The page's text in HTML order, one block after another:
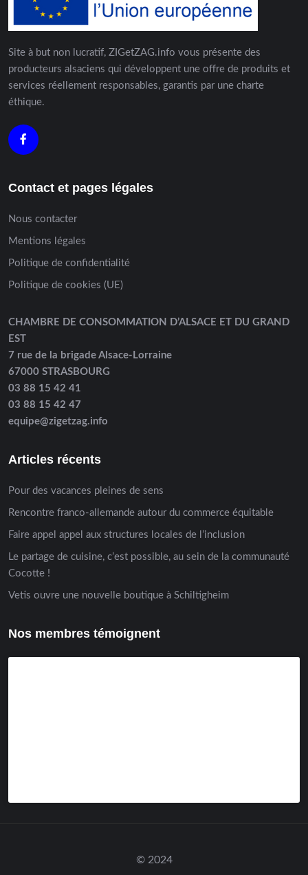
Site à but non lucratif, ZIGetZAG.info vous présente des
producteurs alsaciens qui développent une offre de produits et
services réellement responsables, garantis par une charte
éthique.
Contact et pages légales
Nous contacter
Mentions légales
Politique de confidentialité
Politique de cookies (UE)
CHAMBRE DE CONSOMMATION D’ALSACE ET DU GRAND
EST
7 rue de la brigade Alsace-Lorraine
67000 STRASBOURG
03 88 15 42 41
03 88 15 42 47
equipe@zigetzag.info
Articles récents
Pour des vacances pleines de sens
Rencontre franco-allemande autour du commerce équitable
Faire appel appel aux structures locales de l’inclusion
Le partage de cuisine, c’est possible, au sein de la communauté
Cocotte !
Vetis ouvre une nouvelle boutique à Schiltigheim
Nos membres témoignent
© 2024